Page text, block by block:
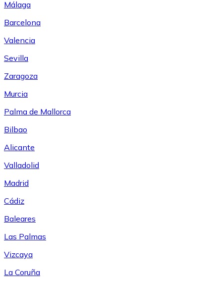
Málaga
Barcelona
Valencia
Sevilla
Zaragoza
Murcia
Palma de Mallorca
Bilbao
Alicante
Valladolid
Madrid
Cádiz
Baleares
Las Palmas
Vizcaya
La Coruña